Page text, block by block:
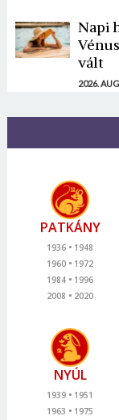
Napi
vált
2026.
PATKÁNY
1936
1948
1960
1972
1984
1996
2008
2020
NYÚL
1939
1951
1963
1975